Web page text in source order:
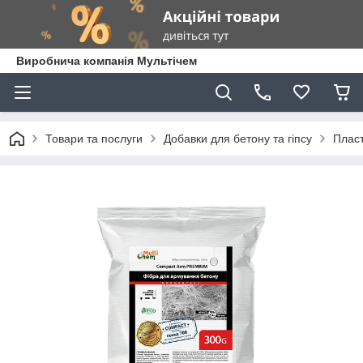
Виробнича компанія Мультічем
Товари та послуги Добавки для бетону та гіпсу